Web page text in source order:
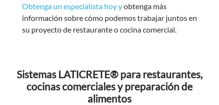
Obtenga un especialista hoy yobtenga más
información sobre cómo podemos trabajar juntos en
su proyecto de restaurante o cocina comercial.
Sistemas LATICRETE® para restaurantes,
cocinas comerciales y preparación de
alimentos